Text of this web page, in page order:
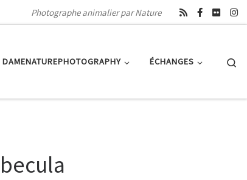
Photographe animalier par Nature
DAMENATUREPHOTOGRAPHY ÉCHANGES